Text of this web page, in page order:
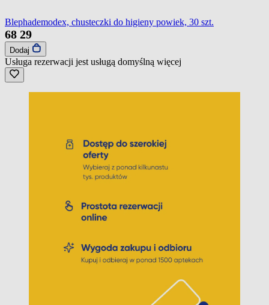
Blephademodex, chusteczki do higieny powiek, 30 szt.
68 29
Dodaj
Usługa rezerwacji jest usługą domyślną więcej